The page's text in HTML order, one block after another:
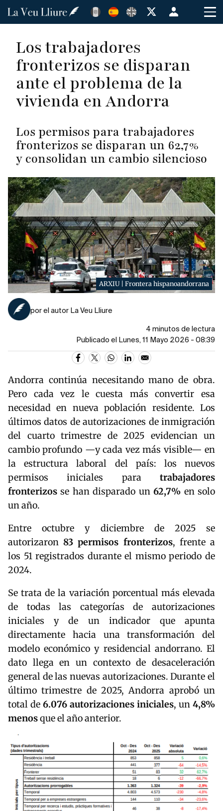
Pasar
principal
Menú
de
usuario
Los trabajadores
fronterizos se disparan
ante el problema de la
vivienda en Andorra
Los permisos para trabajadores
fronterizos se disparan un 62,7%
y consolidan un cambio silencioso
ARXIU | Frontera hispanoandorrana
por el autor La Veu Lliure
4 minutos de lectura
Publicado el Lunes, 11 Mayo 2026 - 08:39
Andorra continúa necesitando mano de obra.
Pero cada vez le cuesta más convertir esa
necesidad en nueva población residente. Los
últimos datos de autorizaciones de inmigración
del cuarto trimestre de 2025 evidencian un
cambio profundo —y cada vez más visible— en
la estructura laboral del país: los nuevos
permisos iniciales para trabajadores
fronterizos se han disparado un62,7% en solo
un año.
Entre octubre y diciembre de 2025 se
autorizaron83 permisos fronterizos, frente a
los 51 registrados durante el mismo periodo de
2024.
Se trata de la variación porcentual más elevada
de todas las categorías de autorizaciones
iniciales y de un indicador que apunta
directamente hacia una transformación del
modelo económico y residencial andorrano. El
dato llega en un contexto de desaceleración
general de las nuevas autorizaciones. Durante el
último trimestre de 2025, Andorra aprobó un
total de 6.076 autorizaciones iniciales, un 4,8%
menosque el año anterior.